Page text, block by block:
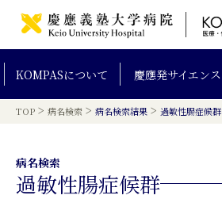
KOMPASについて 慶應発サイエンス
TOP > 病名検索 > 病名検索結果 > 過敏性腸症候群
病名検索
過敏性腸症候群